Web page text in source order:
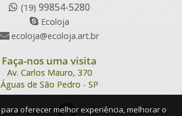
(19)99854-5280
Ecoloja
ecoloja@ecoloja.art.br
Faça-nos uma visita
Av. Carlos Mauro, 370
Águas de São Pedro - SP
oferecer melhor experiência, melhorar o